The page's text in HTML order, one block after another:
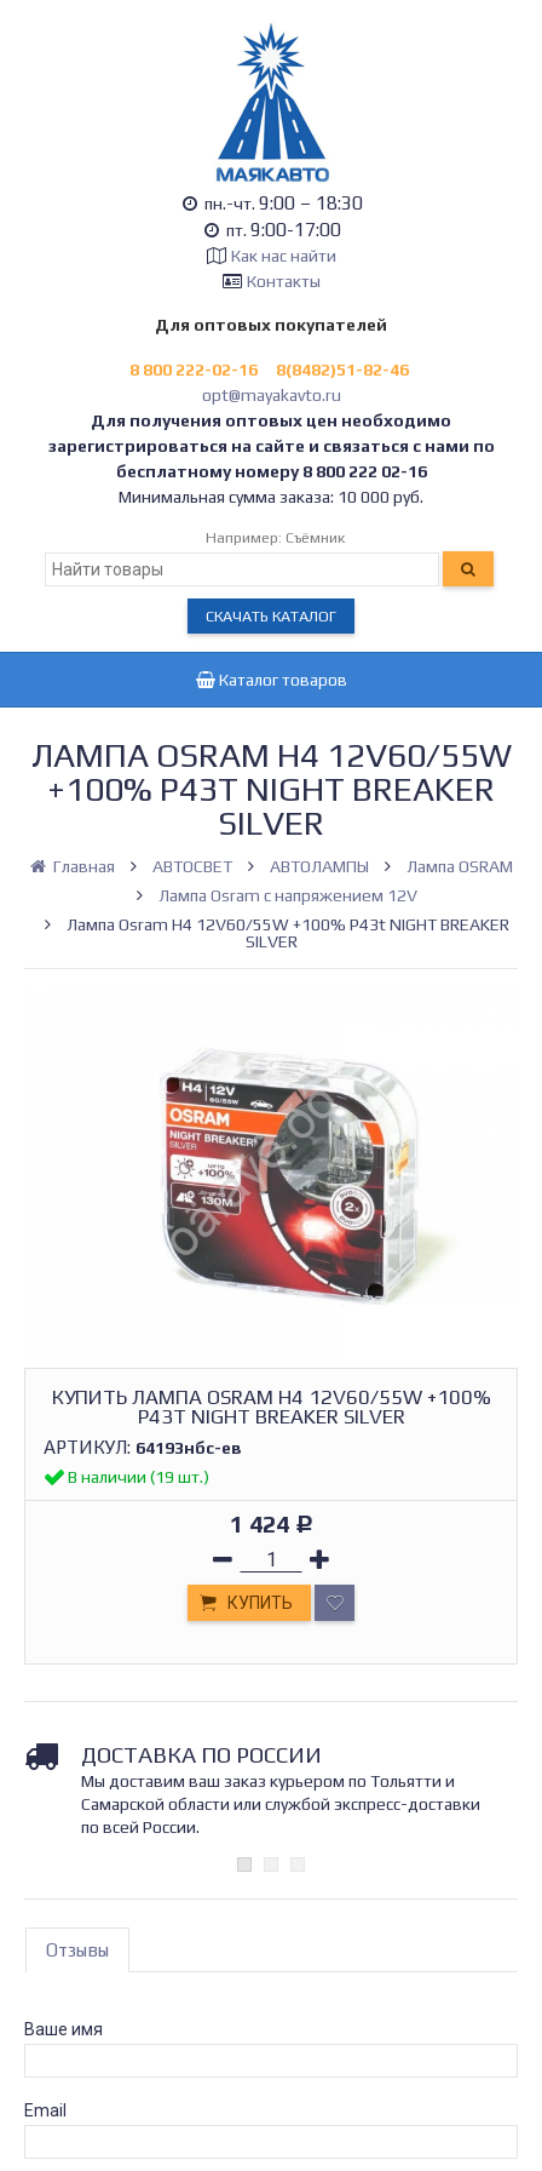
пн.-чт. 9:00 – 18:30
пт. 9:00-17:00
Как нас найти
Контакты
Для оптовых покупателей
8 800 222-02-16
8(8482)51-82-46
opt@mayakavto.ru
Для получения оптовых цен необходимо
зарегистрироваться на сайте и связаться с нами по
бесплатному номеру 8 800 222 02-16
Минимальная сумма заказа: 10 000 руб.
Например: Съёмник
СКАЧАТЬ КАТАЛОГ
Каталог товаров
ЛАМПА OSRAM H4 12V60/55W
+100% P43T NIGHT BREAKER
SILVER
Главная АВТОСВЕТ АВТОЛАМПЫ
Лампа OSRAM
Лампа Osram с напряжением 12V
Лампа Osram H4 12V60/55W +100% P43t NIGHT BREAKER
SILVER
КУПИТЬ ЛАМПА OSRAM H4 12V60/55W +100%
P43T NIGHT BREAKER SILVER
АРТИКУЛ: 64193нбс-ев
В наличии (19 шт.)
1 424 Р
КУПИТЬ
ДОСТАВКА ПО РОССИИ
Мы доставим ваш заказ курьером по Тольятти и
Самарской области или службой экспресс-доставки
по всей России.
Отзывы
Ваше имя
Email